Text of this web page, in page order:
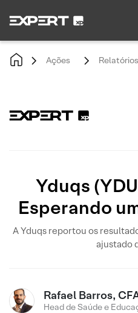
Ações Relatórios
Yduqs
Esperando
A Yduqs reportou os
ajustado
Rafael Barros,
Head de Saúde e